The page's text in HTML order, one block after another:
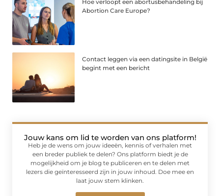
Hoe verloopt een abortusbehandeling bij
Abortion Care Europe?
Contact leggen via een datingsite in België
begint met een bericht
Jouw kans om lid te worden van ons platform!
Heb je de wens om jouw ideeën, kennis of verhalen met
een breder publiek te delen? Ons platform biedt je de
mogelijkheid om je blog te publiceren en te delen met
lezers die geïnteresseerd zijn in jouw inhoud. Doe mee en
laat jouw stem klinken.